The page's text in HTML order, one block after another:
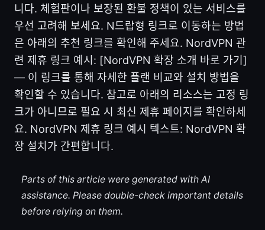
니다. 체험판이나 보장된 환불 정책이 있는 서비스를
우선 고려해 보세요. N드랍형 링크로 이동하는 방법
은 아래의 추천 링크를 확인해 주세요. NordVPN 관
련 제휴 링크 예시: [NordVPN 확장 소개 바로 가기]
— 이 링크를 통해 자세한 플랜 비교와 설치 방법을
확인할 수 있습니다. 참고로 아래의 리소스는 고정 링
크가 아니므로 필요 시 최신 제휴 페이지를 확인하세
요. NordVPN 제휴 링크 예시 텍스트: NordVPN 확
장 설치가 간편합니다.
Parts of this article were generated with AI
assistance. Please double-check important details
before relying on them.